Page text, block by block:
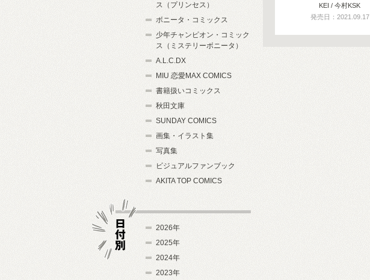
KEI / 今村KSK
発売日：2021.09.17
ス（プリンセス）
ボニータ・コミックス
少年チャンピオン・コミック
ス（ミステリーボニータ）
A.L.C.DX
MIU 恋愛MAX COMICS
書籍扱いコミックス
秋田文庫
SUNDAY COMICS
画集・イラスト集
写真集
ビジュアルファンブック
AKITA TOP COMICS
2026年
2025年
2024年
2023年